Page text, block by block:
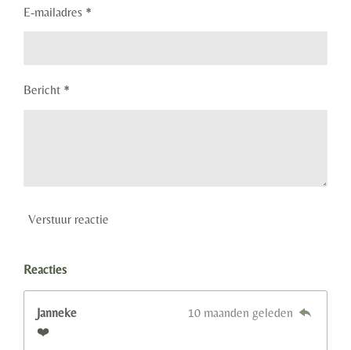
E-mailadres *
Bericht *
Verstuur reactie
Reacties
Janneke
10 maanden geleden
❤️